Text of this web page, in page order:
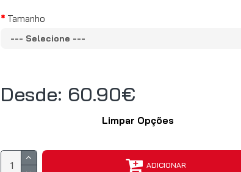
Desde: 60.90€
Tamanho
Limpar Opções
ADICIONAR